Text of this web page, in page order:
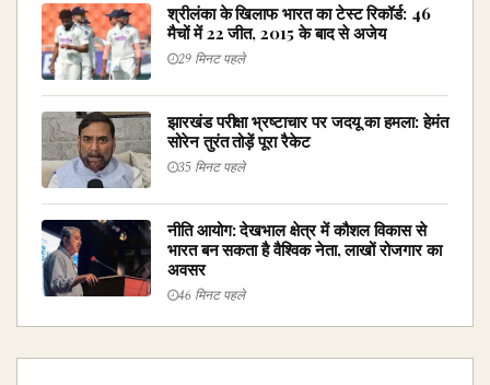
श्रीलंका के खिलाफ भारत का टेस्ट रिकॉर्ड: 46
मैचों में 22 जीत, 2015 के बाद से अजेय
29 मिनट पहले
झारखंड परीक्षा भ्रष्टाचार पर जदयू का हमला: हेमंत
सोरेन तुरंत तोड़ें पूरा रैकेट
35 मिनट पहले
नीति आयोग: देखभाल क्षेत्र में कौशल विकास से
भारत बन सकता है वैश्विक नेता, लाखों रोजगार का
अवसर
46 मिनट पहले